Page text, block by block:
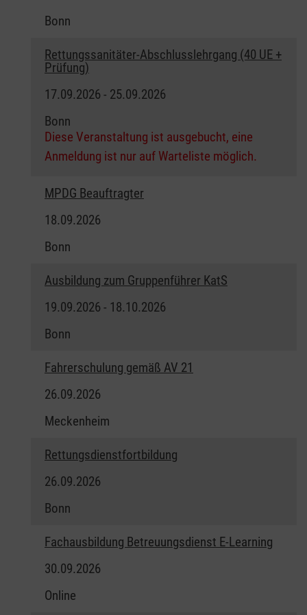
Bonn
Rettungssanitäter-Abschlusslehrgang (40 UE +
Prüfung)
17.09.2026 - 25.09.2026
Bonn
Diese Veranstaltung ist ausgebucht, eine
Anmeldung ist nur auf Warteliste möglich.
MPDG Beauftragter
18.09.2026
Bonn
Ausbildung zum Gruppenführer KatS
19.09.2026 - 18.10.2026
Bonn
Fahrerschulung gemäß AV 21
26.09.2026
Meckenheim
Rettungsdienstfortbildung
26.09.2026
Bonn
Fachausbildung Betreuungsdienst E-Learning
30.09.2026
Online